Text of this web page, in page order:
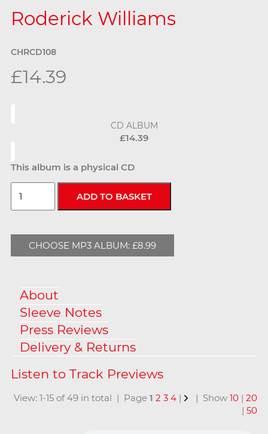
Roderick Williams
CHRCD108
£14.39
CD ALBUM
£14.39
This album is a physical CD
CHOOSE MP3 ALBUM: £8.99
About
Sleeve Notes
Press Reviews
Delivery & Returns
View: 1-15 of 49 in total | Page1 2 3 4 | | Show10 |20
|50